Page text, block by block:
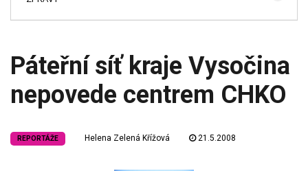
Páteřní síť kraje Vysočina
nepovede centrem CHKO
REPORTÁŽE Helena Zelená Křížová 21.5.2008